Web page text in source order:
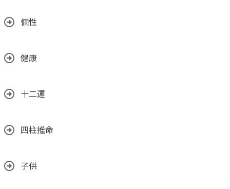
個性
健康
十二運
四柱推命
子供